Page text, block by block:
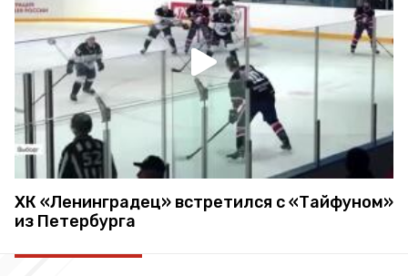
ХК «Ленинградец» встретился с «Тайфуном»
из Петербурга